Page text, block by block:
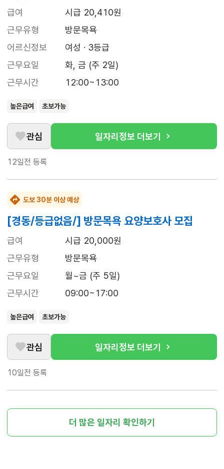
급여
시급 20,410원
근무유형
방문목욕
어르신정보
여성 · 3등급
근무요일
화, 금 (주 2일)
근무시간
12:00~13:00
높은급여 초보가능
관심 일자리정보 더보기
12일전 등록
도보 30분 이상 예상
[경동/등급없음/] 방문목욕 요양보호사 모집
급여
시급 20,000원
근무유형
방문목욕
근무요일
월~금 (주 5일)
근무시간
09:00~17:00
높은급여 초보가능
관심 일자리정보 더보기
10일전 등록
더 많은 일자리 확인하기